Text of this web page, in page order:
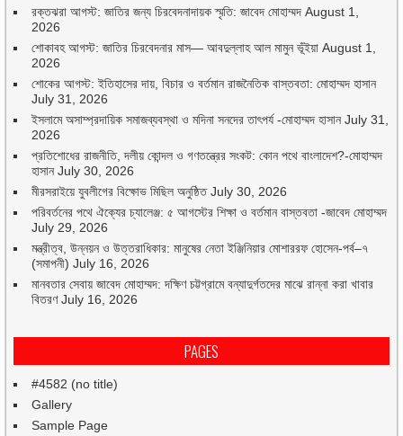
রক্তঝরা আগস্ট: জাতির জন্য চিরবেদনাদায়ক স্মৃতি: জাবেদ মোহাম্মদ August 1,
2026
শোকাবহ আগস্ট: জাতির চিরবেদনার মাস— আবদুল্লাহ আল মামুন ভূঁইয়া August 1,
2026
শোকের আগস্ট: ইতিহাসের দায়, বিচার ও বর্তমান রাজনৈতিক বাস্তবতা: মোহাম্মদ হাসান
July 31, 2026
ইসলামে অসাম্প্রদায়িক সমাজব্যবস্থা ও মদিনা সনদের তাৎপর্য -মোহাম্মদ হাসান July 31,
2026
প্রতিশোধের রাজনীতি, দলীয় কোন্দল ও গণতন্ত্রের সংকট: কোন পথে বাংলাদেশ?-মোহাম্মদ
হাসান July 30, 2026
মীরসরাইয়ে যুবলীগের বিক্ষোভ মিছিল অনুষ্ঠিত July 30, 2026
পরিবর্তনের পথে ঐক্যের চ্যালেঞ্জ: ৫ আগস্টের শিক্ষা ও বর্তমান বাস্তবতা -জাবেদ মোহাম্মদ
July 29, 2026
মন্ত্রীত্ব, উন্নয়ন ও উত্তরাধিকার: মানুষের নেতা ইঞ্জিনিয়ার মোশাররফ হোসেন-পর্ব–৭
(সমাপনী) July 16, 2026
মানবতার সেবায় জাবেদ মোহাম্মদ: দক্ষিণ চট্টগ্রামে বন্যাদুর্গতদের মাঝে রান্না করা খাবার
বিতরণ July 16, 2026
PAGES
#4582 (no title)
Gallery
Sample Page